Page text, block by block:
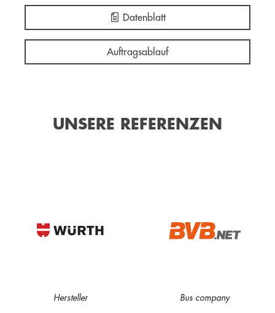
Datenblatt
Auftragsablauf
UNSERE REFERENZEN
Hersteller Bus company